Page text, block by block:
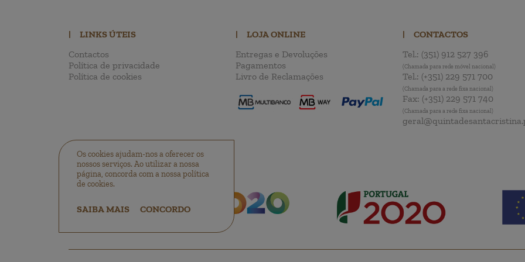
Os cookies ajudam-nos a oferecer os
nossos serviços. Ao utilizar a nossa
página, concorda com a nossa política
de cookies.
SAIBA MAIS CONCORDO
|
LINKS ÚTEIS
Contactos
Política de privacidade
Política de cookies
|
LOJA ONLINE
Entregas e Devoluções
Pagamentos
Livro de Reclamações
|
CONTACTOS
Tel.: (351) 912 527 396
(Chamada para rede móvel nacional)
Tel.: (+351) 229 571 700
(Chamada para a rede fixa nacional)
Fax: (+351) 229 571 740
(Chamada para a rede fixa nacional)